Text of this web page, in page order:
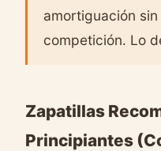
amortiguación
competición. Lo
Zapatillas
Principiantes